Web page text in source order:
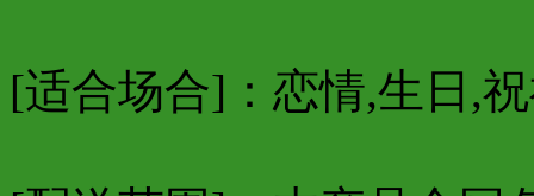
[适合场合]：恋情,生日,